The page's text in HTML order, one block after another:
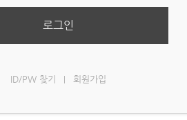
로그인
ID/PW 찾기 회원가입